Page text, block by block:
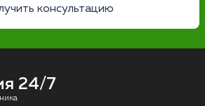
консультацию
24/7